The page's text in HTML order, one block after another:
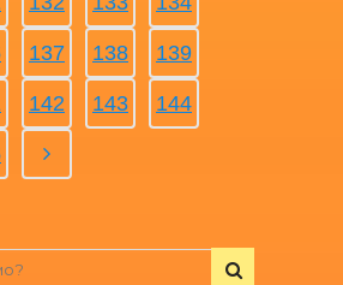
137 138 139
142 143 144